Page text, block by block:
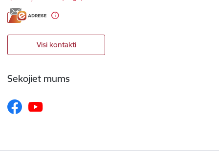
Visi kontakti
Sekojiet mums